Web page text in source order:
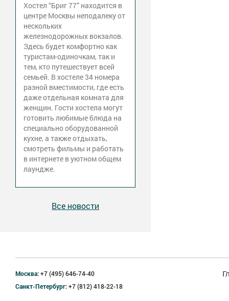
Хостел “Бриг 77” находится в
центре Москвы неподалеку от
нескольких
железнодорожных вокзалов.
Здесь будет комфортно как
туристам-одиночкам, так и
тем, кто путешествует всей
семьей. В хостеле 34 номера
разной вместимости, где есть
даже отдельная комната для
женщин. Гости хостела могут
готовить любимые блюда на
специально оборудованной
кухне, а также отдыхать,
смотреть фильмы и работать
в интернете в уютном общем
лаундже.
Все новости
Москва:+7 (495) 646-74-40
Санкт-Петербург:+7 (812) 418-22-18